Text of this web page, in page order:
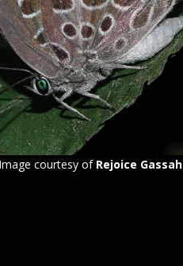
courtesy ofRejoice Gassah